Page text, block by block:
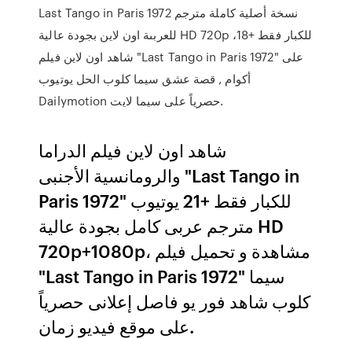
Last Tango in Paris 1972 نسخة أصلية كاملة مترجم
للعربىة اون لاين بجودة عالية HD 720p للكبار فقط +18،
شاهد اون لاين فيلم "Last Tango in Paris 1972" على
أكوام , قصة عشق سيما كلوب الحل يوتيوب
Dailymotion حصرياً على سيما لايت.
شاهد اون لاين فيلم الدراما
والرومانسية الأجنبى "Last Tango in
Paris 1972" للكبار فقط +21 يوتيوب
مترجم عربى كامل بجودة عالية HD
720p+1080p، مشاهدة و تحميل فيلم
"Last Tango in Paris 1972" سيما
كلوب شاهد فور يو فاصل إعلانى حصرياً
على موقع فيديو زمان.